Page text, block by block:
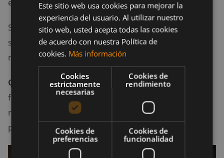
Según pasen los días deberás cambiar el circuito y
superar diferentes obstáculos alternando zonas de
montaña y ciudad.
Corre siempre a un ritmo suavepara recuperar
fuerzas, ya que el objetivo es superar los obstáculos,
realizar los ejercicios y acabar la carrera marcada sin
parar.
Este sitio web usa cookies para mejorar la
experiencia del usuario. Al utilizar nuestro
sitio web, usted acepta todas las cookies
de acuerdo con nuestra Política de
cookies. Más información
Cookies
estrictamente
necesarias
Cookies de
rendimiento
Cookies de
preferencias
Cookies de
funcionalidad